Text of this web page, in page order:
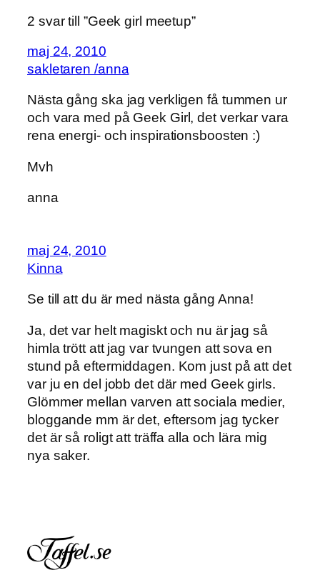
2 svar till ”Geek girl meetup”
maj 24, 2010
sakletaren /anna
Nästa gång ska jag verkligen få tummen ur
och vara med på Geek Girl, det verkar vara
rena energi- och inspirationsboosten :)
Mvh
anna
maj 24, 2010
Kinna
Se till att du är med nästa gång Anna!
Ja, det var helt magiskt och nu är jag så
himla trött att jag var tvungen att sova en
stund på eftermiddagen. Kom just på att det
var ju en del jobb det där med Geek girls.
Glömmer mellan varven att sociala medier,
bloggande mm är det, eftersom jag tycker
det är så roligt att träffa alla och lära mig
nya saker.